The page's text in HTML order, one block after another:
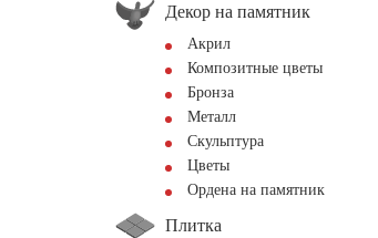
Декор на памятник
Акрил
Композитные цветы
Бронза
Металл
Скульптура
Цветы
Ордена на памятник
Плитка